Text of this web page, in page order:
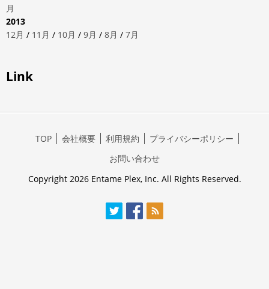
月
2013
12月 / 11月 / 10月 / 9月 / 8月 / 7月
Link
TOP 会社概要 利用規約
プライバシーポリシー
お問い合わせ
Copyright 2026 Entame Plex, Inc. All Rights Reserved.